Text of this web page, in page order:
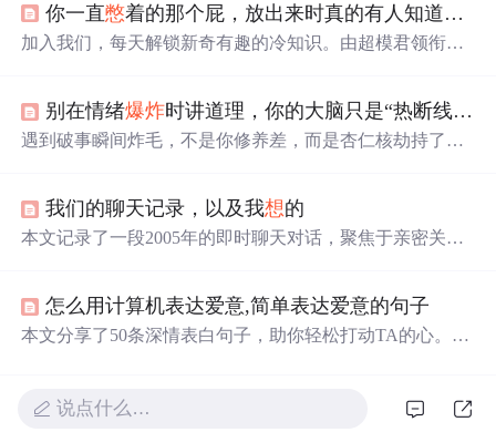
方式方法。适度表达、请假和拒绝，才能成为职场聪明
人。
你一直憋着的那个屁，放出来时真的有人知道吗？我先告诉你
加入我们，每天解锁新奇有趣的冷知识。由超模君领衔，
别在情绪爆炸时讲道理，你的大脑只是“热断线”了
遇到破事瞬间炸毛，不是你修养差，而是杏仁核劫持了大
（冷水/视觉刺激）和长呼气，强制降温重启。
我们的聊天记录，以及我想的
本文记录了一段2005年的即时聊天对话，聚焦于亲密关系
题，并触及情感耗竭、自我边界意识觉醒及关系本质的哲
学反思。内容涉及情绪管理、人际反馈机制、依恋表达方
怎么用计算机表达爱意,简单表达爱意的句子
本文分享了50条深情表白句子，助你轻松打动TA的心。从
确幸，这里都有灵感。
说点什么…